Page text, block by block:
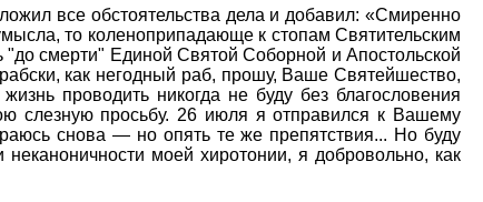
все обстоятельства дела и добавил: «Смиренно
то коленоприпадающе к стопам Святительским
смерти" Единой Святой Соборной и Апостольской
как негодный раб, прошу, Ваше Святейшество,
проводить никогда не буду без благословения
слезную просьбу. 26 июля я отправился к Вашему
снова — но опять те же препятствия... Но буду
моей хиротонии, я добровольно, как